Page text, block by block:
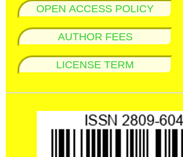
OPEN ACCESS POLICY
AUTHOR FEES
LICENSE TERM